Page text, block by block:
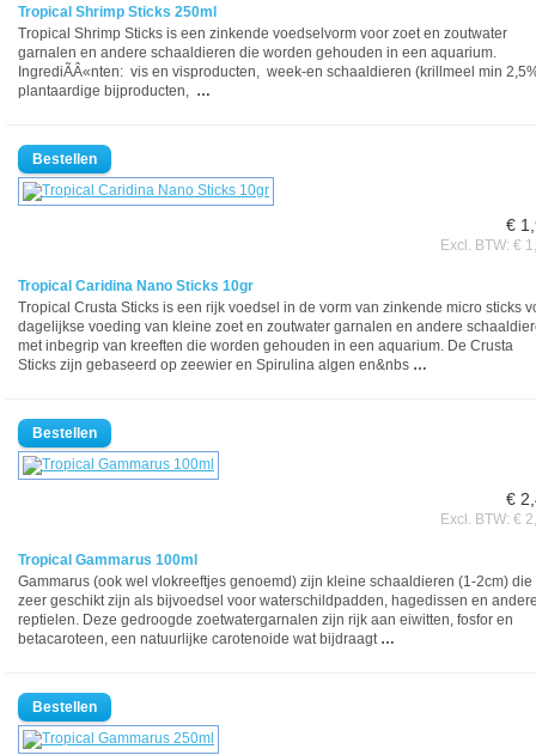
Tropical Shrimp Sticks 250ml
Tropical Shrimp Sticks is een zinkende voedselvorm voor zoet en zoutwater
garnalen en andere schaaldieren die worden gehouden in een aquarium.
IngrediÃÂ«nten: vis en visproducten, week-en schaaldieren (krillmeel min
plantaardige bijproducten, …
€
Excl. BTW: €
Tropical Caridina Nano Sticks 10gr
Tropical Crusta Sticks is een rijk voedsel in de vorm van zinkende micro sticks
dagelijkse voeding van kleine zoet en zoutwater garnalen en andere
met inbegrip van kreeften die worden gehouden in een aquarium. De Crusta
Sticks zijn gebaseerd op zeewier en Spirulina algen en&nbs …
€
Excl. BTW: €
Tropical Gammarus 100ml
Gammarus (ook wel vlokreeftjes genoemd) zijn kleine schaaldieren (1-2cm) die
zeer geschikt zijn als bijvoedsel voor waterschildpadden, hagedissen en
reptielen. Deze gedroogde zoetwatergarnalen zijn rijk aan eiwitten, fosfor en
betacaroteen, een natuurlijke carotenoide wat bijdraagt …